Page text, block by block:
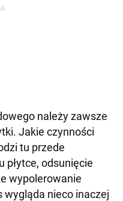
należy zawsze
Jakie czynności
tu przede
płytce, odsunięcie
wypolerowanie
wygląda nieco inaczej